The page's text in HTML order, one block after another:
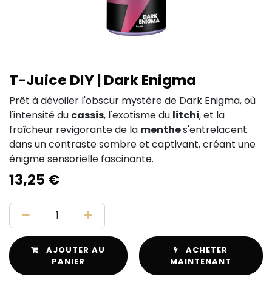
T-Juice DIY | Dark Enigma
Prêt à dévoiler l'obscur mystère de Dark Enigma, où
l'intensité du cassis, l'exotisme du litchi, et la
fraîcheur revigorante de la menthes'entrelacent
dans un contraste sombre et captivant, créant une
énigme sensorielle fascinante.
13,25 €
AJOUTER AU
PANIER
ACHETER
MAINTENANT